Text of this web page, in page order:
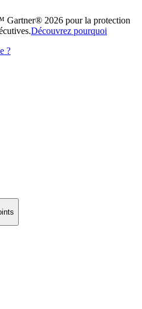
Gartner® 2026 pour la protection
Découvrez pourquoi
?